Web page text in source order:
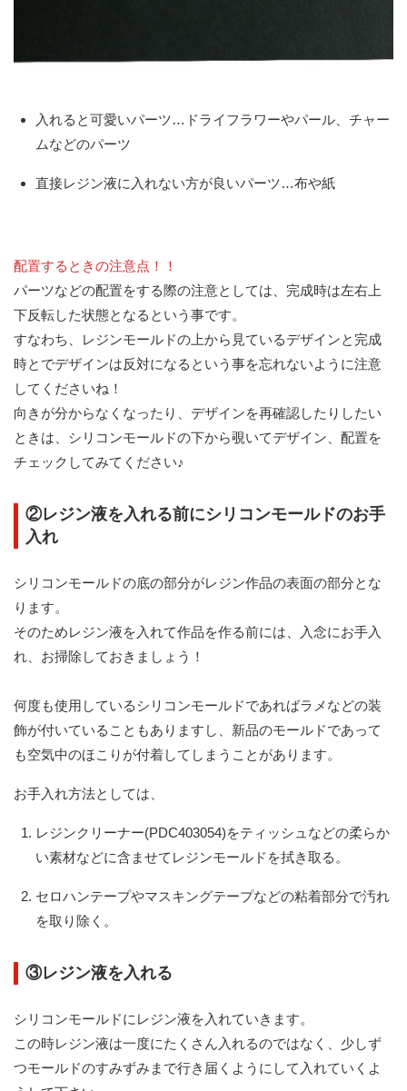
入れると可愛いパーツ…ドライフラワーやパール、チャー
ムなどのパーツ
直接レジン液に入れない方が良いパーツ…布や紙
配置するときの注意点！！
パーツなどの配置をする際の注意としては、完成時は左右上
下反転した状態となるという事です。
すなわち、レジンモールドの上から見ているデザインと完成
時とでデザインは反対になるという事を忘れないように注意
してくださいね！
向きが分からなくなったり、デザインを再確認したりしたい
ときは、シリコンモールドの下から覗いてデザイン、配置を
チェックしてみてください♪
②レジン液を入れる前にシリコンモールドのお手
入れ
シリコンモールドの底の部分がレジン作品の表面の部分とな
ります。
そのためレジン液を入れて作品を作る前には、入念にお手入
れ、お掃除しておきましょう！
何度も使用しているシリコンモールドであればラメなどの装
飾が付いていることもありますし、新品のモールドであって
も空気中のほこりが付着してしまうことがあります。
お手入れ方法としては、
レジンクリーナー(PDC403054)をティッシュなどの柔らか
い素材などに含ませてレジンモールドを拭き取る。
セロハンテープやマスキングテープなどの粘着部分で汚れ
を取り除く。
③レジン液を入れる
シリコンモールドにレジン液を入れていきます。
この時レジン液は一度にたくさん入れるのではなく、少しず
つモールドのすみずみまで行き届くようにして入れていくよ